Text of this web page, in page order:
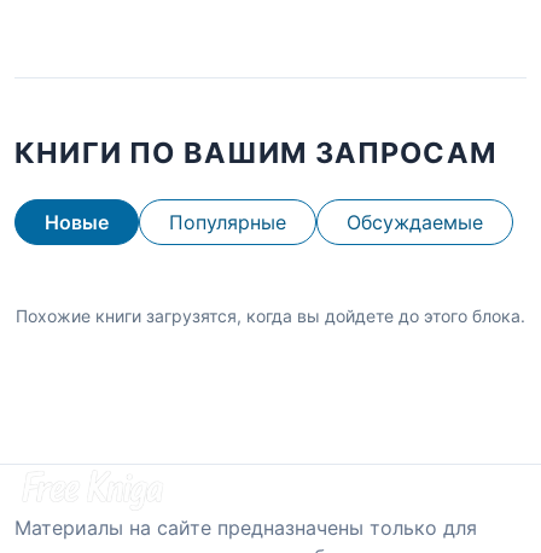
КНИГИ ПО ВАШИМ ЗАПРОСАМ
Новые Популярные Обсуждаемые
Похожие книги загрузятся, когда вы дойдете до этого блока.
Материалы на сайте предназначены только для